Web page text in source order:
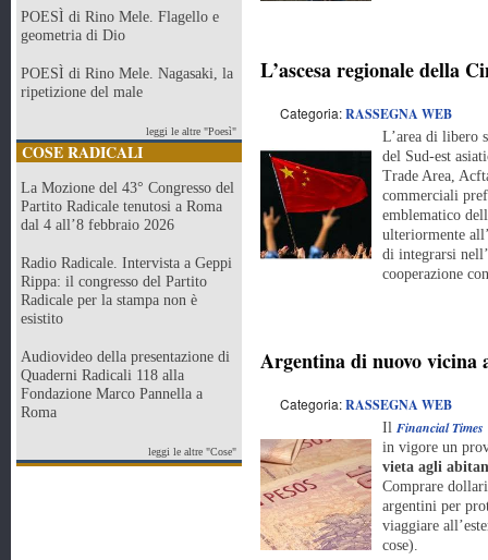
POESÌ di Rino Mele. Flagello e
geometria di Dio
POESÌ di Rino Mele. Nagasaki, la
ripetizione del male
leggi le altre "Poesì"
COSE RADICALI
La Mozione del 43° Congresso del
Partito Radicale tenutosi a Roma
dal 4 all’8 febbraio 2026
Radio Radicale. Intervista a Geppi
Rippa: il congresso del Partito
Radicale per la stampa non è
esistito
Audiovideo della presentazione di
Quaderni Radicali 118 alla
Fondazione Marco Pannella a
Roma
leggi le altre "Cose"
L’ascesa regionale della
Categoria:RASSEGNA WEB
L’area di libero
del Sud-est
Trade Area,
commerciali
emblematico
ulteriormente
di integrarsi
cooperazione
Argentina di nuovo vicina
Categoria:RASSEGNA WEB
Il Financial Times
in vigore un
vieta agli
Comprare
argentini per
viaggiare
cose).